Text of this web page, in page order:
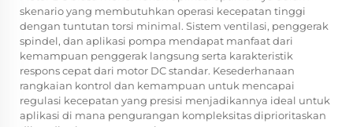
skenario yang membutuhkan operasi kecepatan tinggi
dengan tuntutan torsi minimal. Sistem ventilasi, penggerak
spindel, dan aplikasi pompa mendapat manfaat dari
kemampuan penggerak langsung serta karakteristik
respons cepat dari motor DC standar. Kesederhanaan
rangkaian kontrol dan kemampuan untuk mencapai
regulasi kecepatan yang presisi menjadikannya ideal untuk
aplikasi di mana pengurangan kompleksitas diprioritaskan